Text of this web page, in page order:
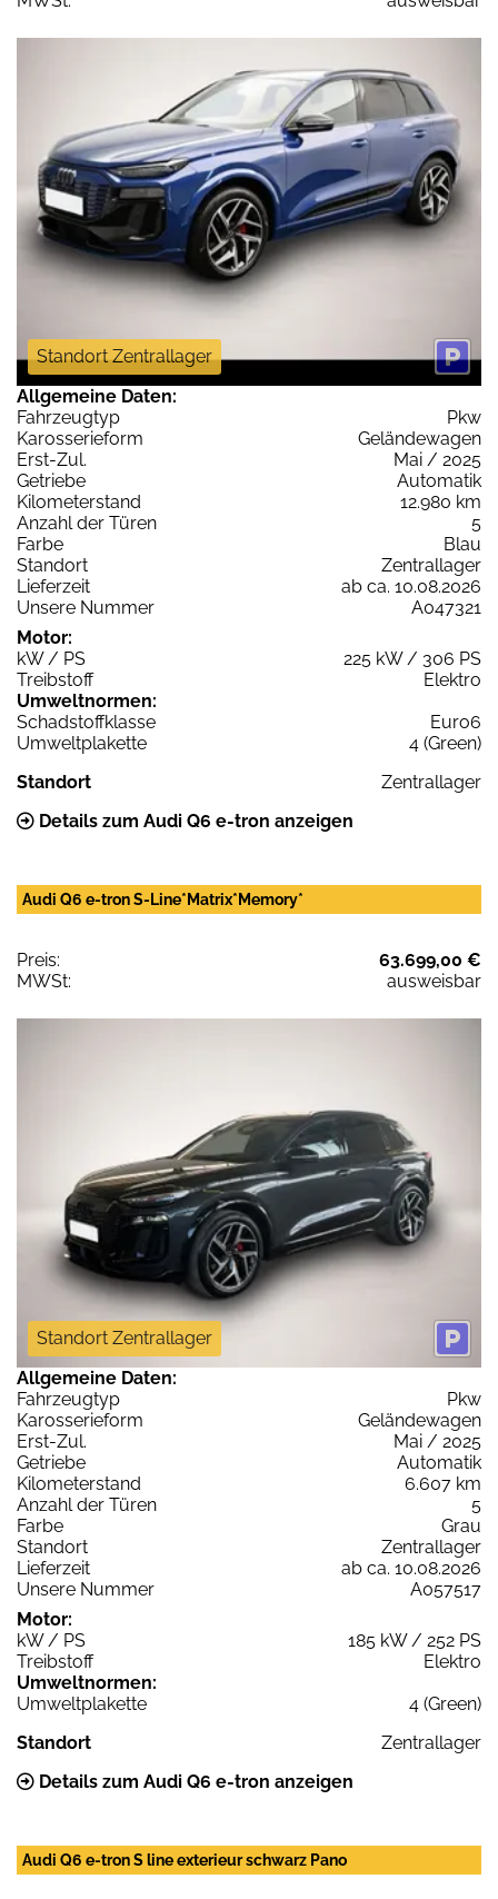
Standort Zentrallager
Allgemeine Daten:
Fahrzeugtyp
Pkw
Karosserieform
Geländewagen
Erst-Zul.
Mai / 2025
Getriebe
Automatik
Kilometerstand
12.980 km
Anzahl der Türen
5
Farbe
Blau
Standort
Zentrallager
Lieferzeit
ab ca. 10.08.2026
Unsere Nummer
A047321
Motor:
kW / PS
225 kW / 306 PS
Treibstoff
Elektro
Umweltnormen:
Schadstoffklasse
Euro6
Umweltplakette
4 (Green)
Standort
Zentrallager
Details zum Audi Q6 e-tron anzeigen
Audi Q6 e-tron S-Line*Matrix*Memory*
Preis:
63.699,00 €
MWSt:
ausweisbar
Standort Zentrallager
Allgemeine Daten:
Fahrzeugtyp
Pkw
Karosserieform
Geländewagen
Erst-Zul.
Mai / 2025
Getriebe
Automatik
Kilometerstand
6.607 km
Anzahl der Türen
5
Farbe
Grau
Standort
Zentrallager
Lieferzeit
ab ca. 10.08.2026
Unsere Nummer
A057517
Motor:
kW / PS
185 kW / 252 PS
Treibstoff
Elektro
Umweltnormen:
Umweltplakette
4 (Green)
Standort
Zentrallager
Details zum Audi Q6 e-tron anzeigen
Audi Q6 e-tron S line exterieur schwarz Pano